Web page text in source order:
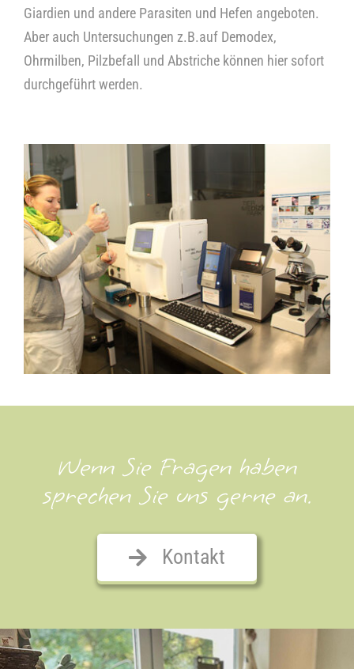
Giardien und andere Parasiten und Hefen angeboten.
Aber auch Untersuchungen z.B.auf Demodex,
Ohrmilben, Pilzbefall und Abstriche können hier sofort
durchgeführt werden.
Wenn Sie Fragen haben
sprechen Sie uns gerne an.
Kontakt